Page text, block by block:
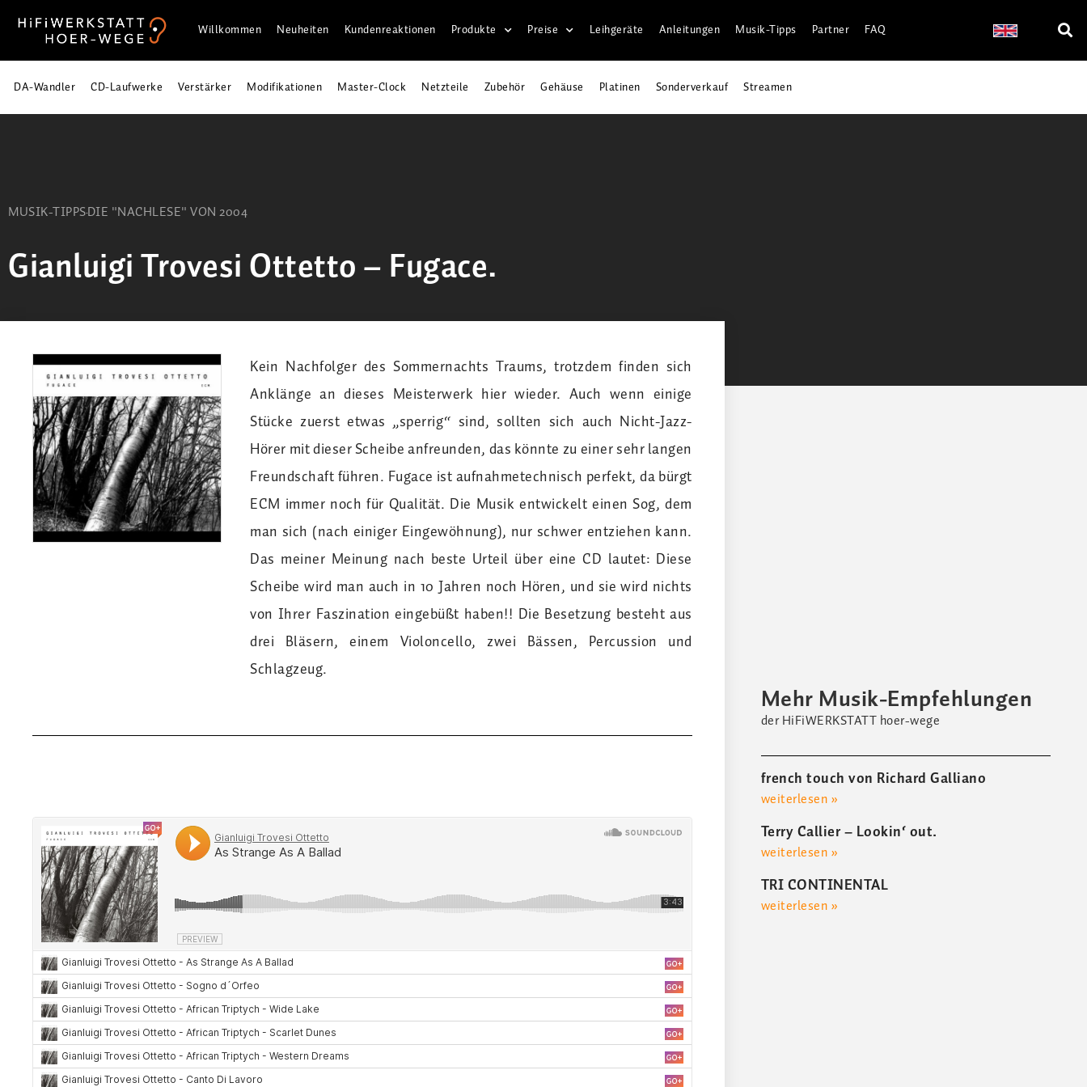
Willkommen Neuheiten Kundenreaktionen Produkte Preise Leihgeräte Anleitungen Musik-Tipps Partner FAQ
DA-Wandler CD-Laufwerke Verstärker Modifikationen Master-Clock Netzteile Zubehör Gehäuse Platinen Sonderverkauf Streamen
MUSIK-TIPPSDIE "NACHLESE" VON 2004
Gianluigi Trovesi Ottetto – Fugace.
Kein Nachfolger des Sommernachts Traums, trotzdem finden sich
Anklänge an dieses Meisterwerk hier wieder. Auch wenn einige
Stücke zuerst etwas „sperrig“ sind, sollten sich auch Nicht-Jazz-
Hörer mit dieser Scheibe anfreunden, das könnte zu einer sehr langen
Freundschaft führen. Fugace ist aufnahmetechnisch perfekt, da bürgt
ECM immer noch für Qualität. Die Musik entwickelt einen Sog, dem
man sich (nach einiger Eingewöhnung), nur schwer entziehen kann.
Das meiner Meinung nach beste Urteil über eine CD lautet: Diese
Scheibe wird man auch in 10 Jahren noch Hören, und sie wird nichts
von Ihrer Faszination eingebüßt haben!! Die Besetzung besteht aus
drei Bläsern, einem Violoncello, zwei Bässen, Percussion und
Schlagzeug.
Mehr Musik-Empfehlungen
der HiFiWERKSTATT hoer-wege
french touch von Richard Galliano
weiterlesen »
Terry Callier – Lookin‘ out.
weiterlesen »
TRI CONTINENTAL
weiterlesen »